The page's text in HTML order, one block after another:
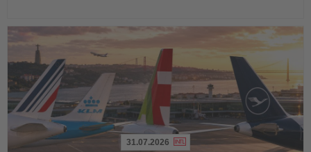
31.07.2026